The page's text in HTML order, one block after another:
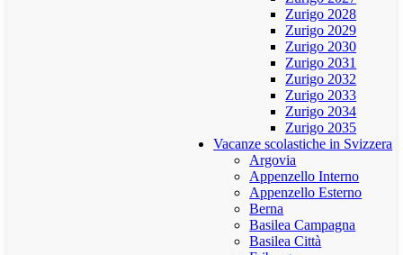
Zurigo 2028
Zurigo 2029
Zurigo 2030
Zurigo 2031
Zurigo 2032
Zurigo 2033
Zurigo 2034
Zurigo 2035
Vacanze scolastiche in Svizzera
Argovia
Appenzello Interno
Appenzello Esterno
Berna
Basilea Campagna
Basilea Città